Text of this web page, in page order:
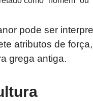
pode ser
atributos de
grega antiga.